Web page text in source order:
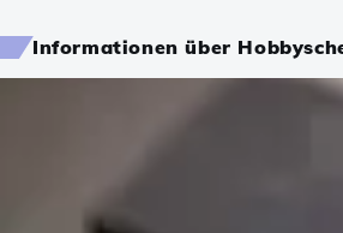
Informationen über